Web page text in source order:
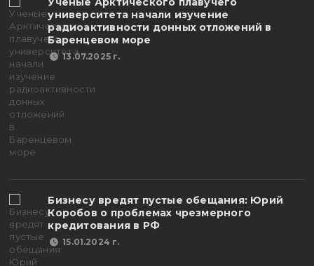
университета начали изучение
радиоактивности донных отложений в
Баренцевом море
13.07.2025 г.
Бизнесу вредят пустые обещания: Юрий
Коробов о проблемах чрезмерного
кредитования в РФ
15.01.2024 г.